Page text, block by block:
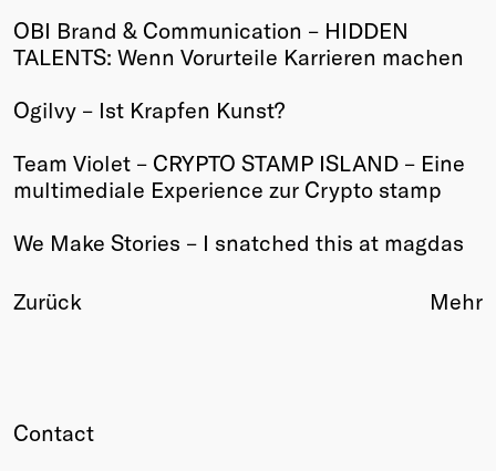
Young Creatives
Friends of Creativity
Winners
Past
Annual
OBI Brand & Communication – HIDDEN
TALENTS: Wenn Vorurteile Karrieren machen
Ogilvy – Ist Krapfen Kunst?
Team Violet – CRYPTO STAMP ISLAND – Eine
multimediale Experience zur Crypto stamp
We Make Stories – I snatched this at magdas
Zurück Mehr
Contact